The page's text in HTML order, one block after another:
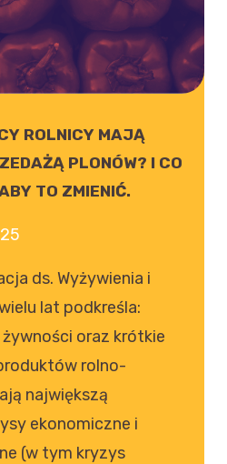
ROLNICY MAJĄ
PLONÓW? I CO
TO ZMIENIĆ.
ds. Wyżywienia i
lat podkreśla:
oraz krótkie
rolno-
największą
ekonomiczne i
(w tym kryzys